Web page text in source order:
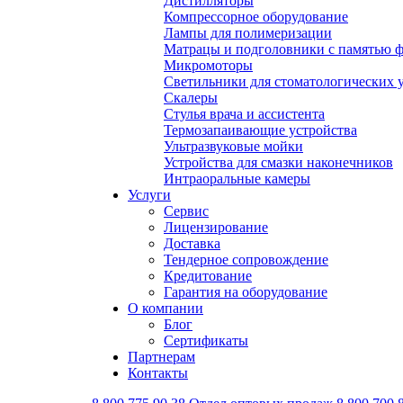
Компрессорное оборудование
Лампы для полимеризации
Матрацы и подголовники с памятью
Микромоторы
Светильники для стоматологических
Скалеры
Стулья врача и ассистента
Термозапаивающие устройства
Ультразвуковые мойки
Устройства для смазки наконечников
Интраоральные камеры
Услуги
Сервис
Лицензирование
Доставка
Тендерное сопровождение
Кредитование
Гарантия на оборудование
О компании
Блог
Сертификаты
Партнерам
Контакты